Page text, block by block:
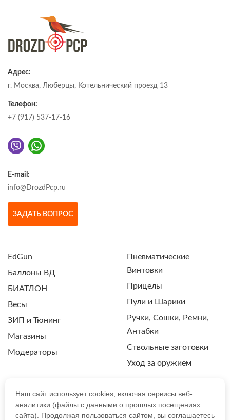
Адрес:
г. Москва, Люберцы, Котельнический проезд 13
Телефон:
+7 (917) 537-17-16
E-mail:
info@DrozdPcp.ru
ЗАДАТЬ ВОПРОС
EdGun
Баллоны ВД
БИАТЛОН
Весы
ЗИП и Тюнинг
Магазины
Модераторы
Пневматические
Винтовки
Прицелы
Пули и Шарики
Ручки, Сошки, Ремни,
Антабки
Ствольные заготовки
Уход за оружием
ПОЛИТИКА КОНФИДЕНЦИАЛЬНОСТИ
Наш сайт использует cookies, включая сервисы веб-
аналитики (файлы с данными о прошлых посещениях
сайта). Продолжая пользоваться сайтом, вы соглашаетесь